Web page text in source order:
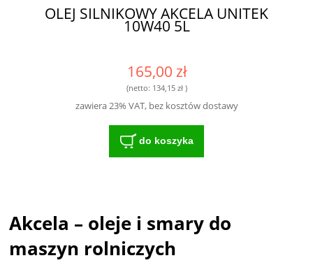
OLEJ SILNIKOWY AKCELA UNITEK
10W40 5L
165,00 zł
(netto: 134,15 zł)
zawiera 23% VAT, bez kosztów dostawy
do koszyka
Akcela – oleje i smary do
maszyn rolniczych